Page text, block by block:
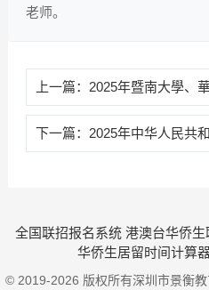
老师。
上一篇： 2025年暨南大學、華僑大學
下一篇： 2025年中华人民共和国普通高等学
全国联招报名系统 港澳台华侨生
华侨生居留时间计算
© 2019-2026 版权所有深圳市景衡教